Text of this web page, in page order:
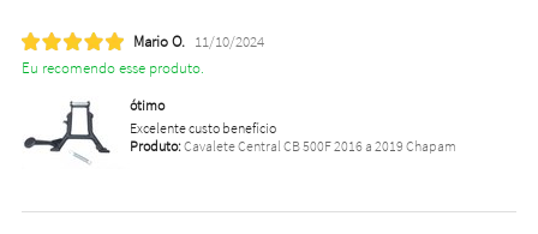
Mario O. 11/10/2024
Eu recomendo esse produto.
ótimo
Excelente custo benefício
Produto:Cavalete Central CB 500F 2016 a 2019 Chapam